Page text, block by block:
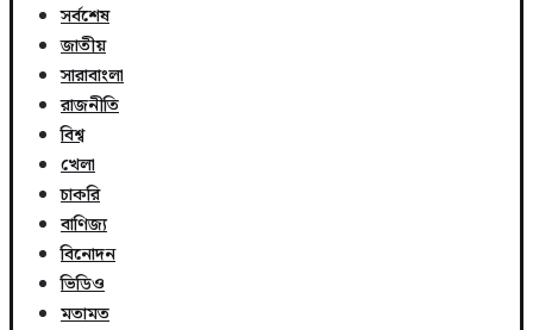
সর্বশেষ
জাতীয়
সারাবাংলা
রাজনীতি
বিশ্ব
খেলা
চাকরি
বাণিজ্য
বিনোদন
ভিডিও
মতামত